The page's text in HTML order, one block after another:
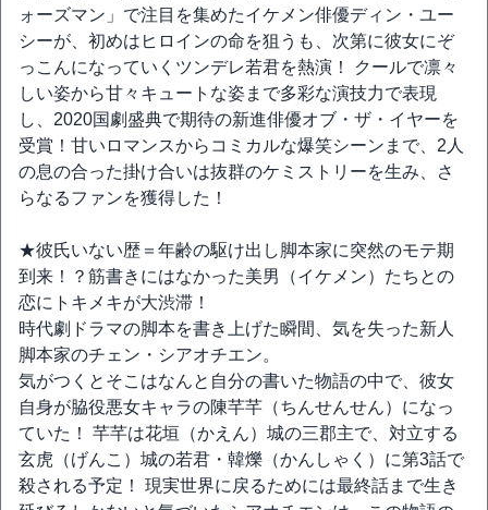
ォーズマン」で注目を集めたイケメン俳優ディン・ユー
シーが、初めはヒロインの命を狙うも、次第に彼女にぞ
っこんになっていくツンデレ若君を熱演！ クールで凛々
しい姿から甘々キュートな姿まで多彩な演技力で表現
し、2020国劇盛典で期待の新進俳優オブ・ザ・イヤーを
受賞！甘いロマンスからコミカルな爆笑シーンまで、2人
の息の合った掛け合いは抜群のケミストリーを生み、さ
らなるファンを獲得した！
★彼氏いない歴＝年齢の駆け出し脚本家に突然のモテ期
到来！？筋書きにはなかった美男（イケメン）たちとの
恋にトキメキが大渋滞！
時代劇ドラマの脚本を書き上げた瞬間、気を失った新人
脚本家のチェン・シアオチエン。
気がつくとそこはなんと自分の書いた物語の中で、彼女
自身が脇役悪女キャラの陳芊芊（ちんせんせん）になっ
ていた！ 芊芊は花垣（かえん）城の三郡主で、対立する
玄虎（げんこ）城の若君・韓爍（かんしゃく）に第3話で
殺される予定！ 現実世界に戻るためには最終話まで生き